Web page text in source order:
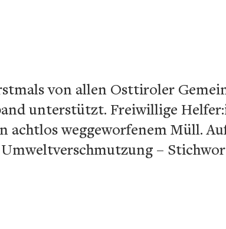
von allen Osttiroler
unterstützt. Freiwillige
achtlos weggeworfenem Müll.
–